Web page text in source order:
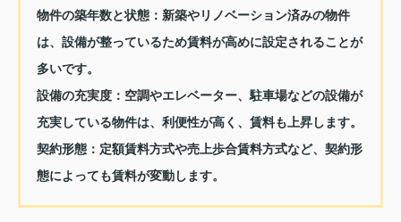
物件の築年数と状態： 新築やリノベーション済みの物件
は、設備が整っているため賃料が高めに設定されることが
多いです。
設備の充実度： 空調やエレベーター、駐車場などの設備が
充実している物件は、利便性が高く、賃料も上昇します。
契約形態： 定額賃料方式や売上歩合賃料方式など、契約形
態によっても賃料が変動します。